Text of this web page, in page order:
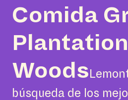
Comida
Plantation
Woods
búsqueda de los